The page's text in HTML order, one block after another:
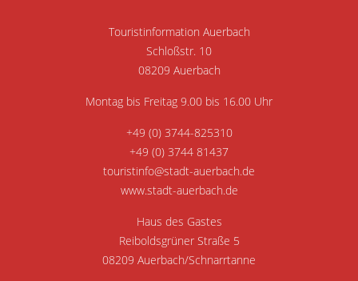
Touristinformation Auerbach
Schloßstr. 10
08209 Auerbach
Montag bis Freitag 9.00 bis 16.00 Uhr
+49 (0) 3744-825310
+49 (0) 3744 81437
touristinfo@stadt-auerbach.de
www.stadt-auerbach.de
Haus des Gastes
Reiboldsgrüner Straße 5
08209 Auerbach/Schnarrtanne